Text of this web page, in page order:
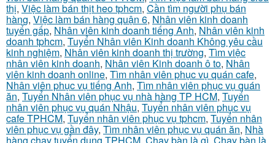
thị, Việc làm bán thịt heo tphcm, Cần tìm người phụ bán
hàng, Việc làm bán hàng quận 6, Nhân viên kinh doanh
tuyển gấp, Nhân viên kinh doanh tiếng Anh, Nhân viên kinh
doanh tphcm, Tuyển Nhân viên Kinh doanh Không yêu cầu
kinh nghiệm, Nhân viên kinh doanh thị trường, Tìm việc
nhân viên kinh doanh, Nhân viên Kinh doanh ô to, Nhân
viên kinh doanh online, Tìm nhân viên phục vụ quán cafe,
Nhân viên phục vụ tiếng Anh, Tìm nhân viên phục vụ quán
ăn, Tuyển Nhân viên phục vụ nhà hàng TP HCM, Tuyển
nhân viên phục vụ quán Nhậu, Tuyển nhân viên phục vụ
cafe TPHCM, Tuyển nhân viên phục vụ tphcm, Tuyển nhân
viên phục vụ gần đây, Tìm nhân viên phục vụ quán ăn, Nhà
hàng chay tuyển dụng TPHCM, Chạy bàn là gì, Chạy bàn là